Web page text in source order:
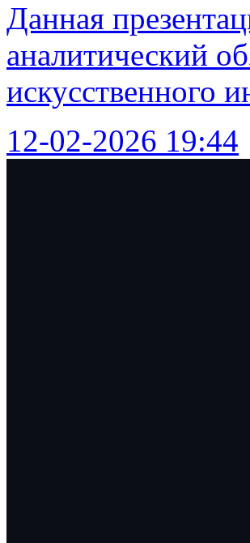
Данная
аналитический
искусственного
12-02-2026 19:44